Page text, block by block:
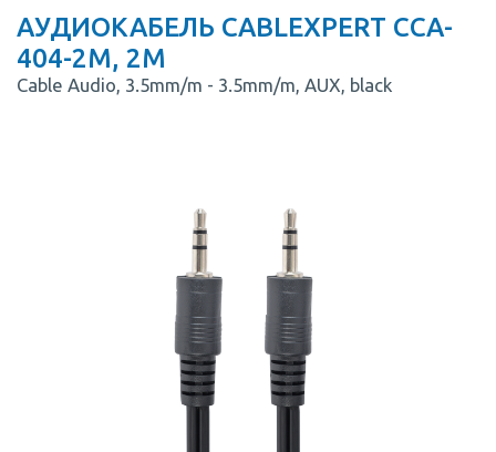
АУДИОКАБЕЛЬ CABLEXPERT CCA-
404-2M, 2M
Cable Audio, 3.5mm/m - 3.5mm/m, AUX, black